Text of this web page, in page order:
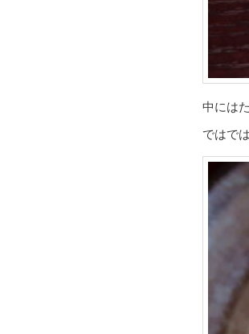
中には
ではで